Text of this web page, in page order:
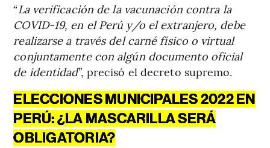
“La verificación de la vacunación contra la
COVID-19, en el Perú y/o el extranjero, debe
realizarse a través del carné físico o virtual
conjuntamente con algún documento oficial
de identidad”, precisó el decreto supremo.
ELECCIONES MUNICIPALES 2022 EN
PERÚ: ¿LA MASCARILLA SERÁ
OBLIGATORIA?